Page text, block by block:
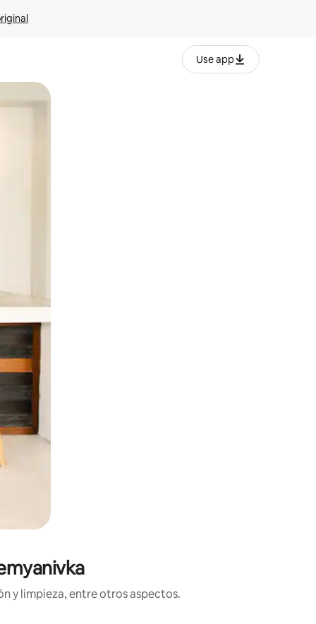
Use app
tocando y deslizando la pantalla.
y limpieza, entre otros aspectos.